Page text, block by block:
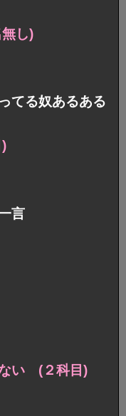
し)
てる奴あるある
言
い (２科目)